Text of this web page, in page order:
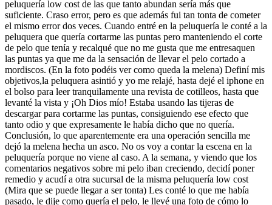
peluquería low cost de las que tanto abundan sería más que
suficiente. Craso error, pero es que además fui tan tonta de cometer
el mismo error dos veces. Cuando entré en la peluquería le conté a la
peluquera que quería cortarme las puntas pero manteniendo el corte
de pelo que tenía y recalqué que no me gusta que me entresaquen
las puntas ya que me da la sensación de llevar el pelo cortado a
mordiscos. (En la foto podéis ver como queda la melena) Definí mis
objetivos,la peluquera asintió y yo me relajé, hasta dejé el iphone en
el bolso para leer tranquilamente una revista de cotilleos, hasta que
levanté la vista y ¡Oh Dios mío! Estaba usando las tijeras de
descargar para cortarme las puntas, consiguiendo ese efecto que
tanto odio y que expresamente le había dicho que no quería.
Conclusión, lo que aparentemente era una operación sencilla me
dejó la melena hecha un asco. No os voy a contar la escena en la
peluquería porque no viene al caso. A la semana, y viendo que los
comentarios negativos sobre mi pelo iban creciendo, decidí poner
remedio y acudí a otra sucursal de la misma peluquería low cost
(Mira que se puede llegar a ser tonta) Les conté lo que me había
pasado, le dije como quería el pelo, le llevé una foto de cómo lo